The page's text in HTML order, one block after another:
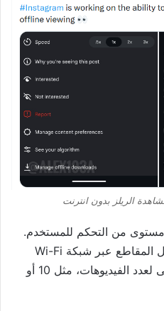
الريلز بدون انترنت
مستوى من التحكم للمستخدم.
تحديد تنزيل المقاطع عبر شبكة Wi-Fi
فقط، مع إمكانية وضع حد أقصى لعدد الفيديوهات، مثل 10 أو